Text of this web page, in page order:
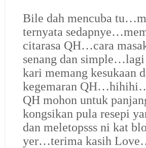
Bile dah mencuba
ternyata
citarasa QH…cara
senang dan
kari memang kesukaan
kegemaran
QH mohon untuk
kongsikan pula resepi
dan meletopsss ni kat
yer…terima kasih